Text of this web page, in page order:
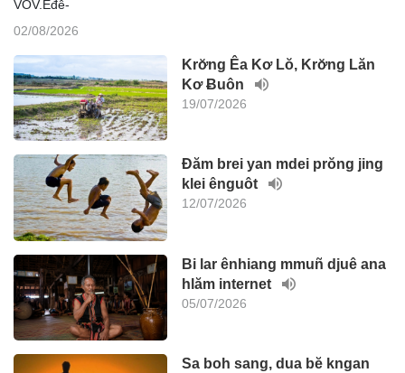
VOV.Êđê-
02/08/2026
Krơ̆ng Êa Kơ Lŏ, Krơ̆ng Lăn
Kơ Ƀuôn
19/07/2026
Đăm brei yan mdei prŏng jing
klei ênguôt
12/07/2026
Bi lar ênhiang mmuñ djuê ana
hlăm internet
05/07/2026
Sa boh sang, dua bĕ kngan